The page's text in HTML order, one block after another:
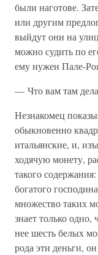
были наготове.
или другим
выйдут они на
можно судить по
ему нужен Пале-
— Что вам там
Незнакомец
обыкновенно
итальянские, и,
ходячую монету,
такого
богатого
множество таких
знает только одно,
нее шесть белых
рода эти деньги,